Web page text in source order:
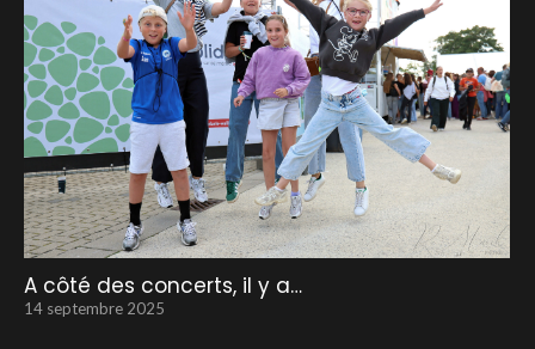
A côté des concerts, il y a…
14 septembre 2025